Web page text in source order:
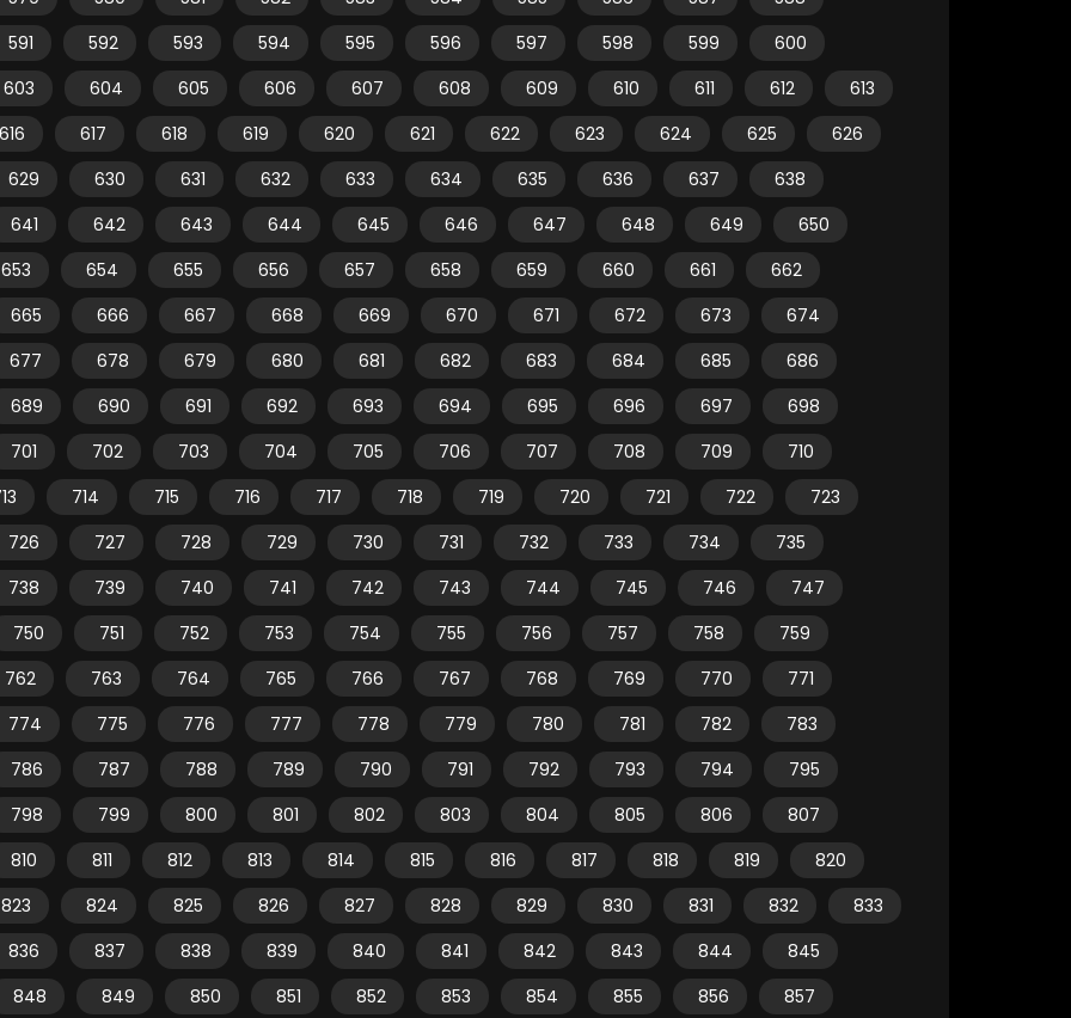
591
592 593 594 595 596 597 598 599
600
603
604 605 606 607 608 609 610 611 612
613
616
617 618 619 620 621 622 623 624 625
626
629
630 631 632 633 634 635 636 637
638
641
642 643 644 645 646 647 648 649
650
653
654 655 656 657 658 659 660 661
662
665
666 667 668 669 670 671 672 673
674
677
678 679 680 681 682 683 684 685
686
689
690 691 692 693 694 695 696 697
698
701
702 703 704 705 706 707 708 709
710
714 715 716 717 718 719 720 721 722
723
726
727 728 729 730 731 732 733 734
735
738
739 740 741 742 743 744 745 746
747
750
751 752 753 754 755 756 757 758
759
762
763 764 765 766 767 768 769 770
771
774
775 776 777 778 779 780 781 782
783
786
787 788 789 790 791 792 793 794
795
798
799 800 801 802 803 804 805 806
807
810
811 812 813 814 815 816 817 818 819
820
823
824 825 826 827 828 829 830 831 832
833
836
837 838 839 840 841 842 843 844
845
848
849 850 851 852 853 854 855 856 857